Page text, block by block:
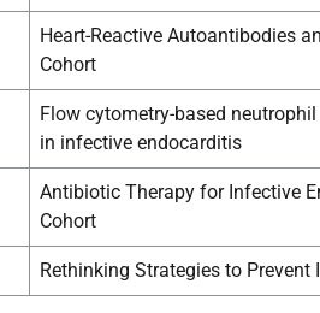
Heart-Reactive Autoantibodies
Cohort
Flow cytometry-based
in infective endocarditis
Antibiotic Therapy for Infective
Cohort
Rethinking Strategies to